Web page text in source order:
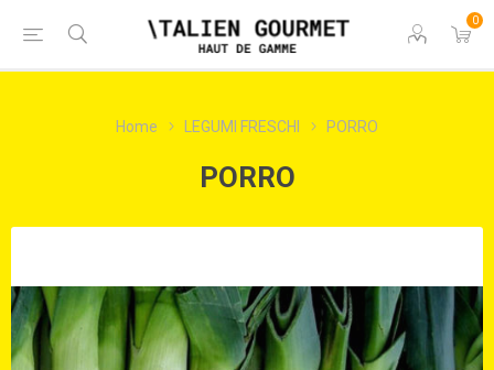
0
Home LEGUMI FRESCHI PORRO
PORRO